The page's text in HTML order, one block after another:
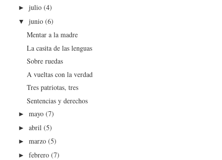
►julio(4)
▼junio(6)
Mentar a la madre
La casita de las lenguas
Sobre ruedas
A vueltas con la verdad
Tres patriotas, tres
Sentencias y derechos
►mayo(7)
►abril(5)
►marzo(5)
►febrero(7)